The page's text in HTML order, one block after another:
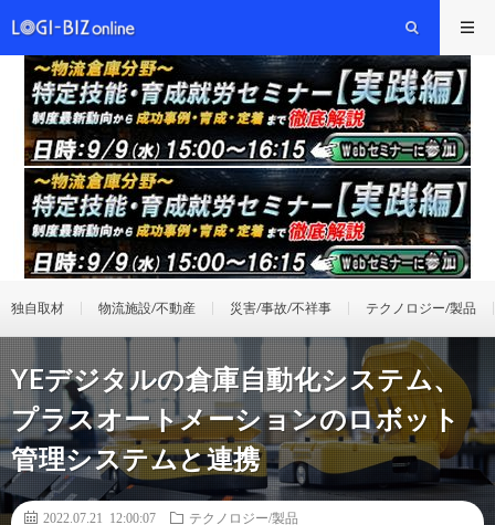
独自取材 物流施設/不動産 災害/事故/不祥事 テクノロジー/製品
YEデジタルの倉庫自動化システム、
プラスオートメーションのロボット
管理システムと連携
2022.07.21 12:00:07
テクノロジー/製品